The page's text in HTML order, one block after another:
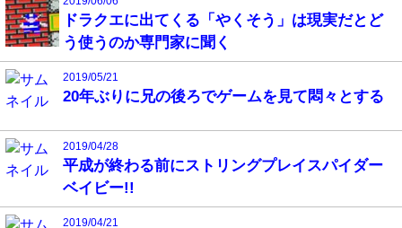
ドラクエに出てくる「やくそう」は現実だとど
う使うのか専門家に聞く
2019/05/21
20年ぶりに兄の後ろでゲームを見て悶々とする
2019/04/28
平成が終わる前にストリングプレイスパイダー
ベイビー!!
2019/04/21